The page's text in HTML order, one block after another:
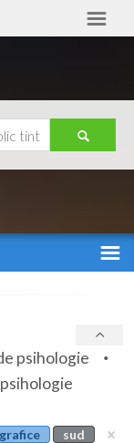
psihologie
sud